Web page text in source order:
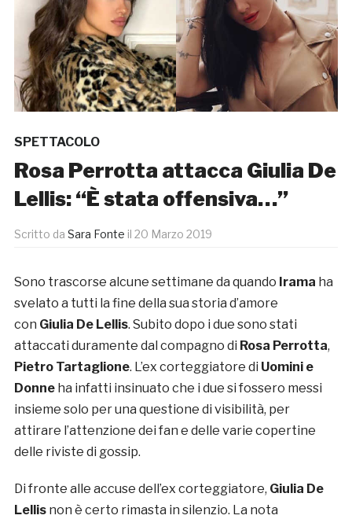
SPETTACOLO
Rosa Perrotta attacca Giulia De
Lellis: “È stata offensiva…”
Scritto da Sara Fonte il 20 Marzo 2019
Sono trascorse alcune settimane da quando Irama ha
svelato a tutti la fine della sua storia d’amore
con Giulia De Lellis. Subito dopo i due sono stati
attaccati duramente dal compagno di Rosa Perrotta,
Pietro Tartaglione. L’ex corteggiatore di Uomini e
Donne ha infatti insinuato che i due si fossero messi
insieme solo per una questione di visibilità, per
attirare l’attenzione dei fan e delle varie copertine
delle riviste di gossip.
Di fronte alle accuse dell’ex corteggiatore, Giulia De
Lellis non è certo rimasta in silenzio. La nota